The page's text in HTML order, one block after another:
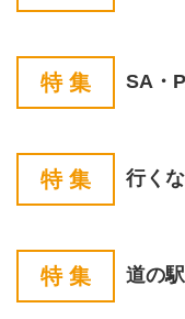
特 集 SA・
特 集 行く
特 集 道の